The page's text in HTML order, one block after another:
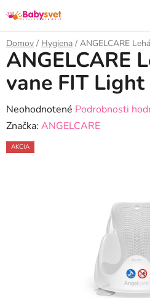
na
obsah
Domov / Hygiena / ANGELCARE
ANGELCARE
vane FIT Light
Priemerné
hodnotenie
produktu
Neohodnotené Podrobnosti
Značka: ANGELCARE
AKCIA